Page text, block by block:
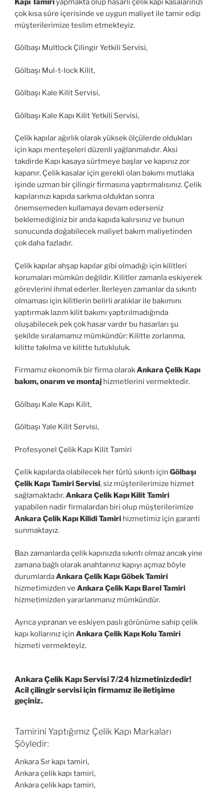
Kapı Tamiriyapmakta olup hasarlı çelik kapı kasalarınızı
çok kısa süre içerisinde ve uygun maliyet ile tamir edip
müşterilerimize teslim etmekteyiz.
Gölbaşı Multlock Çilingir Yetkili Servisi,
Gölbaşı Mul-t-lock Kilit,
Gölbaşı Kale Kilit Servisi,
Gölbaşı Kale Kapı Kilit Yetkili Servisi,
Çelik kapılar ağırlık olarak yüksek ölçülerde oldukları
için kapı menteşeleri düzenli yağlanmalıdır. Aksi
takdirde Kapı kasaya sürtmeye başlar ve kapınız zor
kapanır. Çelik kasalar için gerekli olan bakımı mutlaka
işinde uzman bir çilingir firmasına yaptırmalısınız. Çelik
kapılarınızı kapıda sarkma olduktan sonra
önemsemeden kullamaya devam ederseniz
beklemediğiniz bir anda kapıda kalırsınız ve bunun
sonucunda doğabilecek maliyet bakım maliyetinden
çok daha fazladır.
Çelik kapılar ahşap kapılar gibi olmadığı için kilitleri
korumaları mümkün değildir. Kilitler zamanla eskiyerek
görevlerini ihmal ederler. İlerleyen zamanlar da sıkıntı
olmaması için kilitlerin belirli aralıklar ile bakımını
yaptırmak lazım kilit bakımı yaptırılmadığında
oluşabilecek pek çok hasar vardır bu hasarları şu
şekilde sıralamamız mümkündür: Kilitte zorlanma,
kilitte takılma ve kilitte tutukluluk.
Firmamız ekonomik bir firma olarakAnkara Çelik Kapı
bakım, onarım ve montaj hizmetlerini vermektedir.
Gölbaşı Kale Kapı Kilit,
Gölbaşı Yale Kilit Servisi,
Profesyonel Çelik Kapı Kilit Tamiri
Çelik kapılarda olabilecek her türlü sıkıntı için Gölbaşı
Çelik Kapı Tamiri Servisi, siz müşterilerimize hizmet
sağlamaktadır.Ankara Çelik Kapı Kilit Tamiri
yapabilen nadir firmalardan biri olup müşterilerimize
Ankara Çelik Kapı Kilidi Tamiri hizmetimiz için garanti
sunmaktayız.
Bazı zamanlarda çelik kapınızda sıkıntı olmaz ancak yine
zamana bağlı olarak anahtarınız kapıyı açmaz böyle
durumlardaAnkara Çelik Kapı Göbek Tamiri
hizmetimizden ve Ankara Çelik Kapı Barel Tamiri
hizmetimizden yararlanmanız mümkündür.
Ayrıca yıpranan ve eskiyen paslı görünüme sahip çelik
kapı kollarınız için Ankara Çelik Kapı Kolu Tamiri
hizmeti vermekteyiz.
Ankara Çelik Kapı Servisi 7/24 hizmetinizdedir!
Acil çilingir servisi için firmamız ile iletişime
geçiniz.
Tamirini Yaptığımız Çelik Kapı Markaları
Şöyledir:
Ankara Sır kapı tamiri,
Ankara çelik kapı tamiri,
Ankara çelik kapı tamiri,